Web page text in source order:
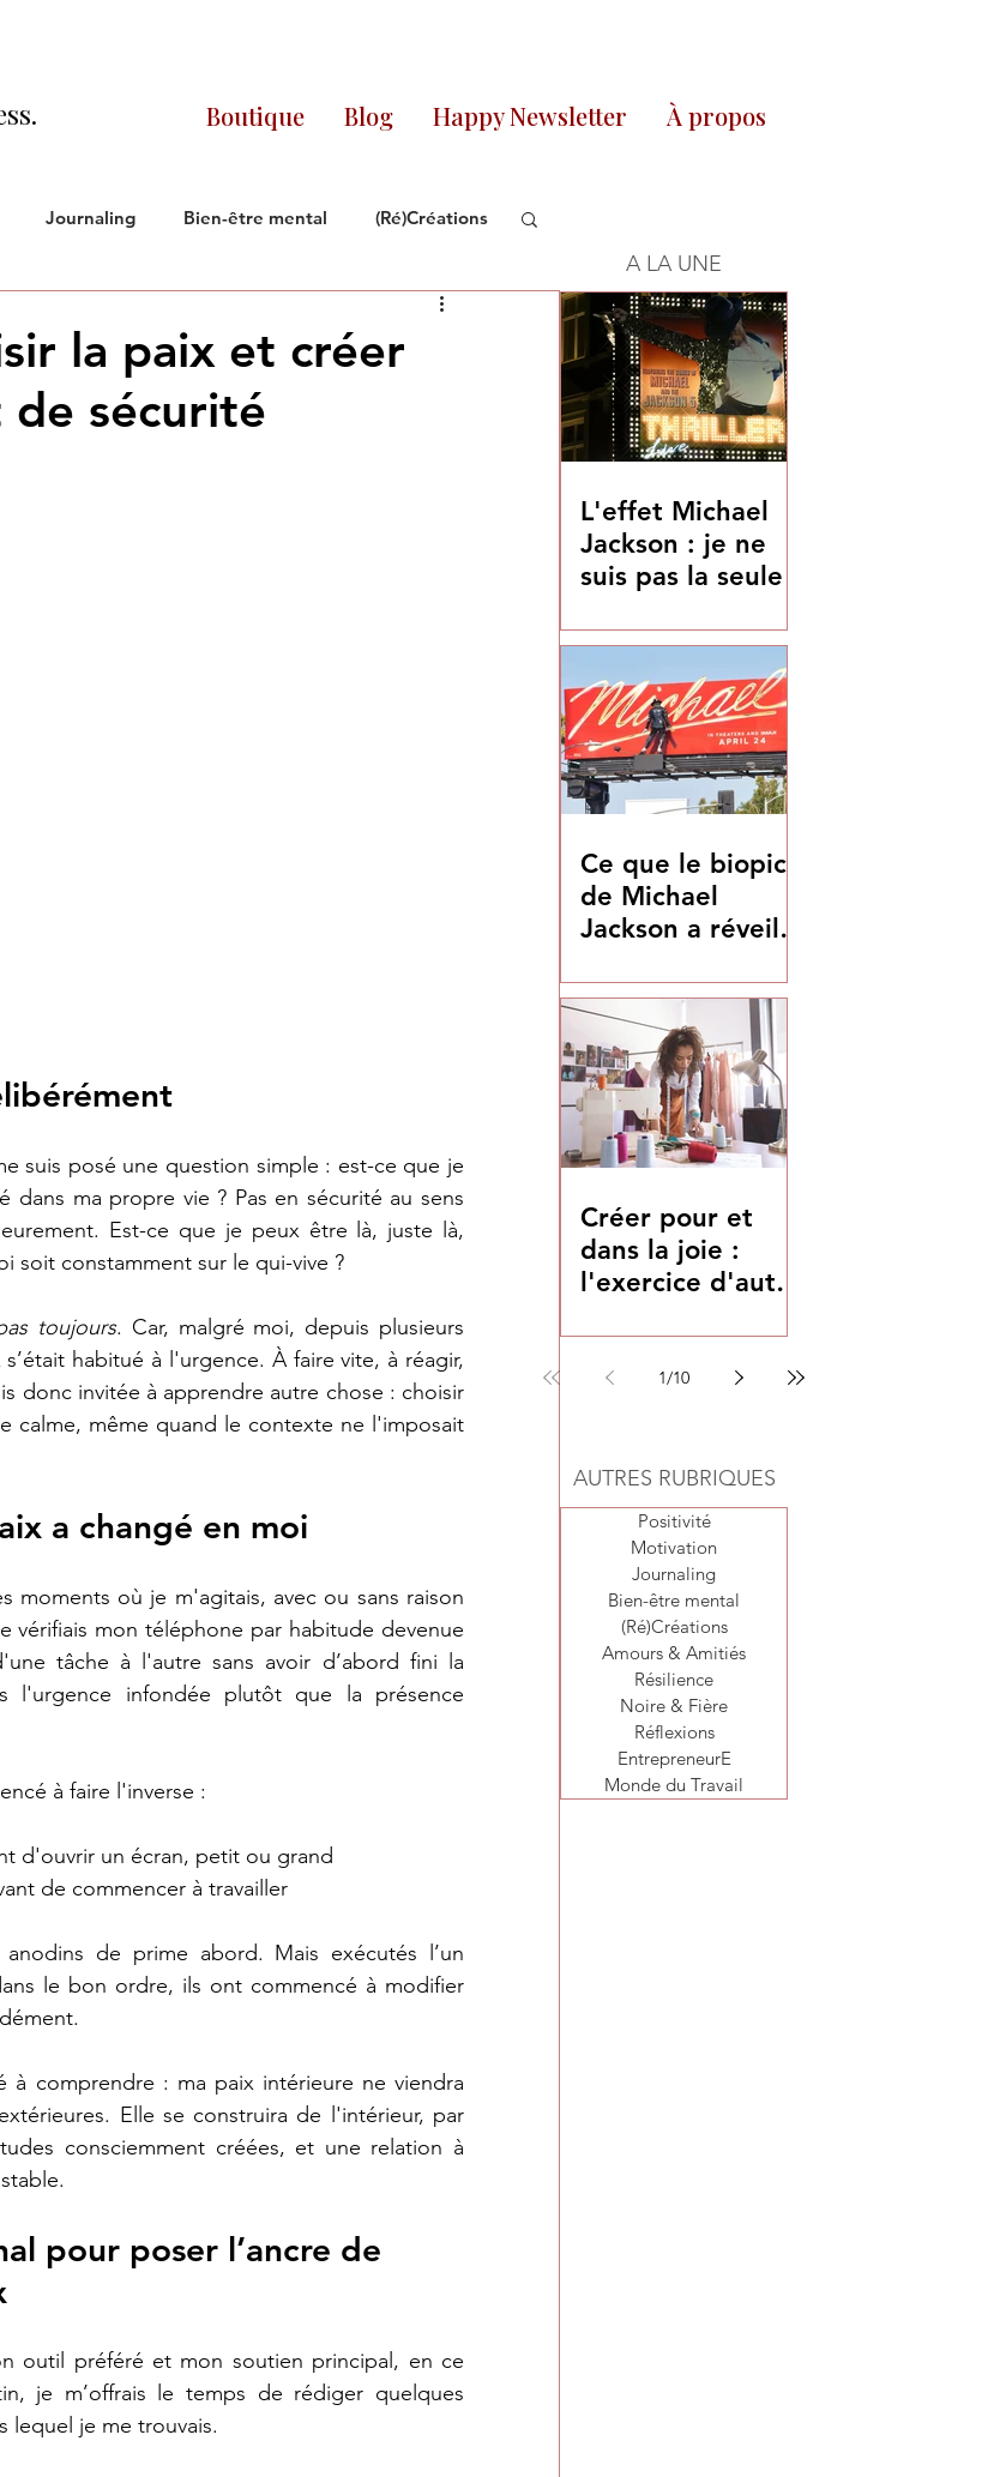
Boutique Blog Happy Newsletter À propos
Journaling Bien-être mental (Ré)Créations
la paix et créer
sécurité
suis posé une question simple : est-ce que je
dans ma propre vie ? Pas en sécurité au sens
Est-ce que je peux être là, juste là,
soit constamment sur le qui-vive ?
toujours. Car, malgré moi, depuis plusieurs
habitué à l'urgence. À faire vite, à réagir,
donc invitée à apprendre autre chose : choisir
calme, même quand le contexte ne l'imposait
a changé en moi
moments où je m'agitais, avec ou sans raison
vérifiais mon téléphone par habitude devenue
tâche à l'autre sans avoir d’abord fini la
l'urgence infondée plutôt que la présence
à faire l'inverse :
d'ouvrir un écran, petit ou grand
de commencer à travailler
de prime abord. Mais exécutés l’un
le bon ordre, ils ont commencé à modifier
à comprendre : ma paix intérieure ne viendra
Elle se construira de l'intérieur, par
consciemment créées, et une relation à
pour poser l’ancre de
outil préféré et mon soutien principal, en ce
je m’offrais le temps de rédiger quelques
lequel je me trouvais.
A LA UNE
L'effet Michael
Jackson : je ne
suis pas la seule
Ce que le biopic
de Michael
Jackson a réveillé
Créer pour et
dans la joie :
l'exercice d'auto-
1/10
AUTRES RUBRIQUES
Positivité
Motivation
Journaling
Bien-être mental
(Ré)Créations
Amours & Amitiés
Résilience
Noire & Fière
Réflexions
EntrepreneurE
Monde du Travail